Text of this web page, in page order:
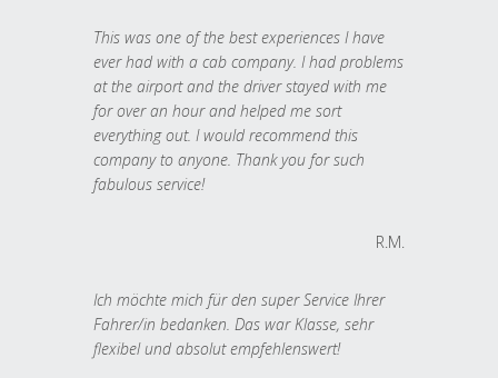
This was one of the best experiences I have
ever had with a cab company. I had problems
at the airport and the driver stayed with me
for over an hour and helped me sort
everything out. I would recommend this
company to anyone. Thank you for such
fabulous service!
R.M.
Ich möchte mich für den super Service Ihrer
Fahrer/in bedanken. Das war Klasse, sehr
flexibel und absolut empfehlenswert!